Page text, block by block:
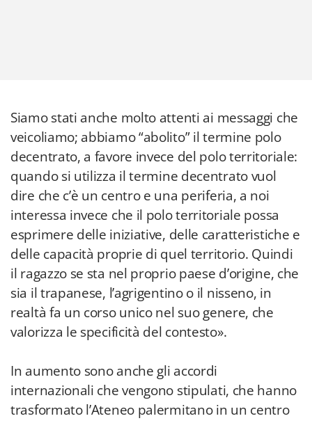
Siamo stati anche molto attenti ai messaggi che
veicoliamo; abbiamo “abolito” il termine polo
decentrato, a favore invece del polo territoriale:
quando si utilizza il termine decentrato vuol
dire che c’è un centro e una periferia, a noi
interessa invece che il polo territoriale possa
esprimere delle iniziative, delle caratteristiche e
delle capacità proprie di quel territorio. Quindi
il ragazzo se sta nel proprio paese d’origine, che
sia il trapanese, l’agrigentino o il nisseno, in
realtà fa un corso unico nel suo genere, che
valorizza le specificità del contesto».
In aumento sono anche gli accordi
internazionali che vengono stipulati, che hanno
trasformato l’Ateneo palermitano in un centro